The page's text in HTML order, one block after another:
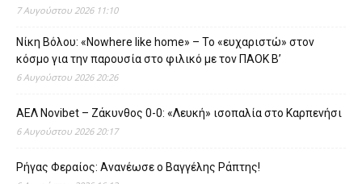
7 Αυγούστου 2026 11:10
Νίκη Βόλου: «Nowhere like home» – Το «ευχαριστώ» στον
κόσμο για την παρουσία στο φιλικό με τον ΠΑΟΚ Β’
6 Αυγούστου 2026 20:26
ΑΕΛ Novibet – Ζάκυνθος 0-0: «Λευκή» ισοπαλία στο Καρπενήσι
6 Αυγούστου 2026 20:17
Ρήγας Φεραίος: Ανανέωσε ο Βαγγέλης Ράπτης!